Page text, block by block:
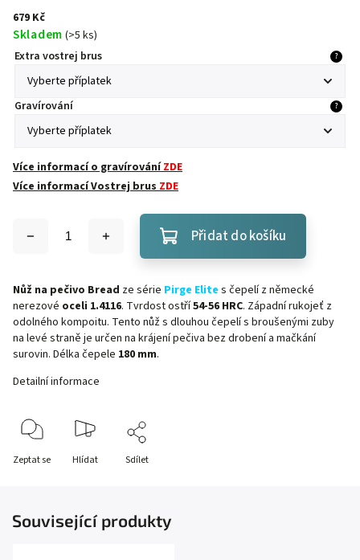
679 Kč
Skladem (>5 ks)
Extra vostrej brus
?
Gravírování ?
Více informací o gravírováníZDE
Více informací Vostrej brusZDE
Přidat do košíku
Nůž na pečivo Bread ze série Pirge Elite s čepelí z německé
nerezové oceli 1.4116. Tvrdost ostří54-56 HRC. Západní rukojeť z
odolného kompoitu. Tento nůž s dlouhou čepelí s broušenými zuby
na levé straně je určen na krájení pečiva bez drobení a mačkání
surovin. Délka čepele 180 mm.
Detailní informace
Zeptat se Hlídat Sdílet
Související produkty